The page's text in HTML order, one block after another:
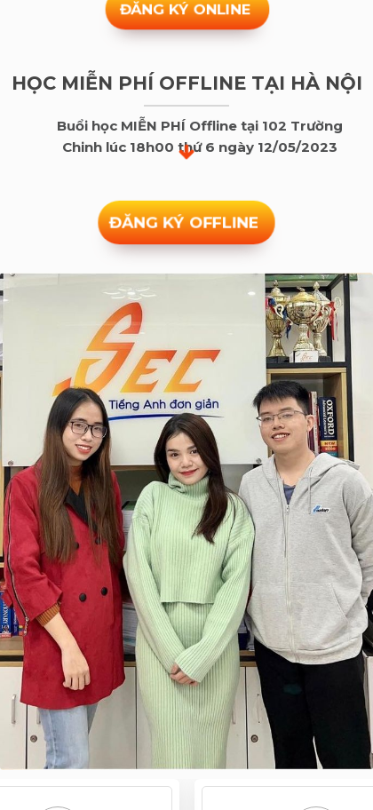
ĐĂNG KÝ ONLINE
Buổi học MIỄN PHÍ Offline tại 102 Trường
Chinh lúc 18h00 thứ 6 ngày 12/05/2023
HỌC MIỄN PHÍ OFFLINE TẠI HÀ NỘI
ĐĂNG KÝ OFFLINE